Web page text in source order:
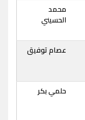
محمد
الحسيني
عصام توفيق
حلمي بكر